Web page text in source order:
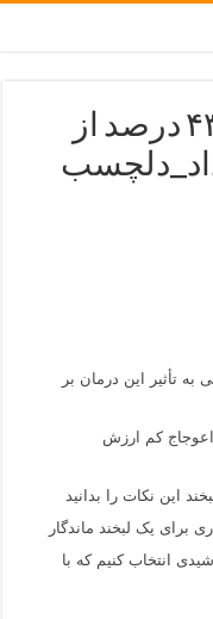
وزارت راه از برگشت ۴۳ درصد از
به تأثیر این درمان بر
کم ارزش
این نکات را بدانید
برای یک لبخند ماندگار
انتخاب کنیم که با